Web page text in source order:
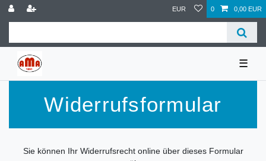
EUR 0 0,00 EUR
☰
Widerrufsformular
Sie können Ihr Widerrufsrecht online über dieses Formular